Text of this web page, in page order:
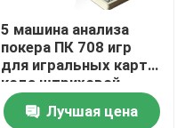
5 машина анализа
покера ПК 708 игр
для игральных карт
кода штриховой
маркировки
маркированных
Лучшая цена